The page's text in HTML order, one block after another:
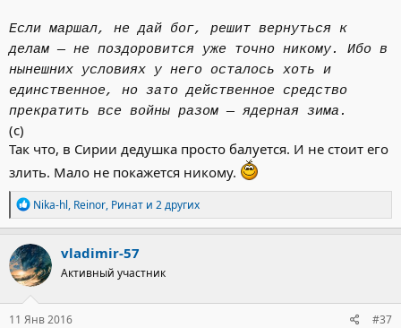
Если маршал, не дай бог, решит вернуться к
делам — не поздоровится уже точно никому. Ибо в
нынешних условиях у него осталось хоть и
единственное, но зато действенное средство
прекратить все войны разом — ядерная зима.
(с)
Так что, в Сирии дедушка просто балуется. И не стоит его
злить. Мало не покажется никому.
Р
е
а
к
ц
и
и
:
Nika-hl, Reinor, Ринат и 2 других
vladimir-57
Активный участник
11 Янв 2016 #37